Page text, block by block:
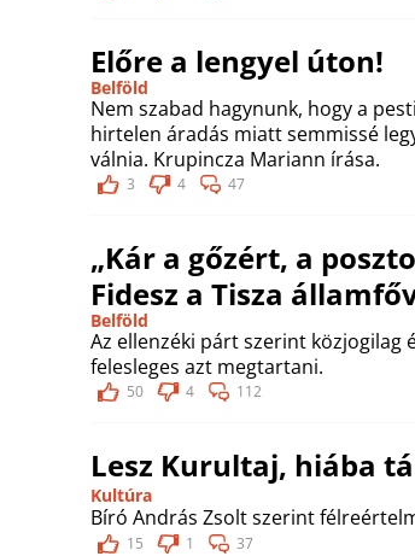
Előre a lengyel úton!
Belföld
Nem szabad hagynunk, hogy a
hirtelen áradás miatt semmissé
válnia. Krupincza Mariann írása.
3 4 47
„Kár a gőzért, a
Fidesz a Tisza
Belföld
Az ellenzéki párt szerint közjogilag
felesleges azt megtartani.
50 4 112
Lesz Kurultaj, hiába
Kultúra
Bíró András Zsolt szerint
15 1 37